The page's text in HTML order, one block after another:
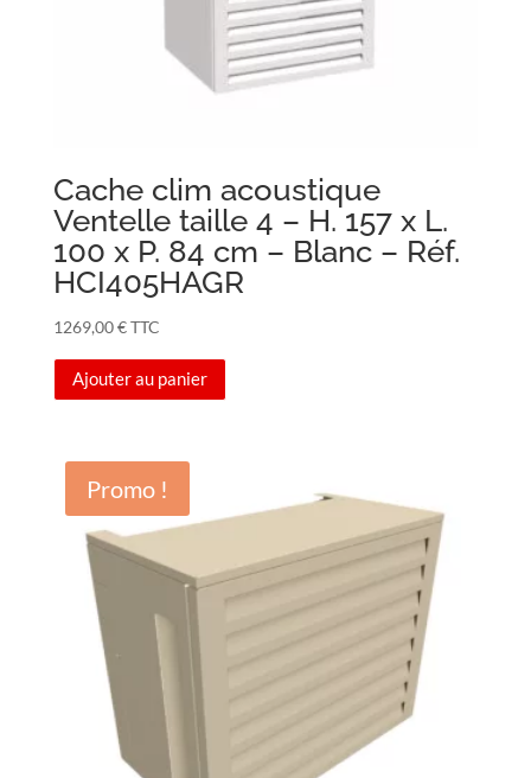
Cache clim acoustique
Ventelle taille 4 – H. 157 x L.
100 x P. 84 cm – Blanc – Réf.
HCI405HAGR
1269,00€TTC
Ajouter au panier
Promo !